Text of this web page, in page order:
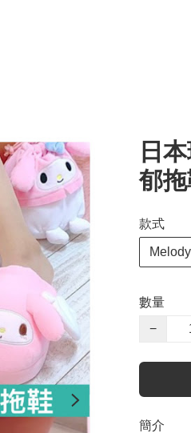
日
郁
款式
Melody
數量
−
簡介